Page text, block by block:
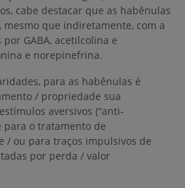
cabe destacar que as habênulas
mesmo que indiretamente, com a
GABA, acetilcolina e
e norepinefrina.
para as habênulas é
/ propriedade sua
aversivos (“anti-
para o tratamento de
/ ou para traços impulsivos de
por perda / valor